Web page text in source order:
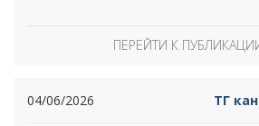
ПЕРЕЙТИ К
04/06/2026 ТГ